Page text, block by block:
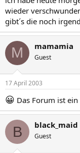
wieder
gibt´s die noch
M mamamia
Guest
17 April 2003
😀 Das Forum ist
B black_maid
Guest